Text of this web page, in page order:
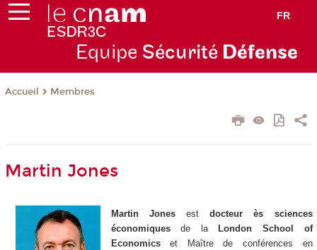
FR
Equipe Sécurité Défense
Accueil Membres
Martin Jones
Martin Jones estdocteur ès sciences
économiquesde laLondon School of
Economicset Maître de conférences en